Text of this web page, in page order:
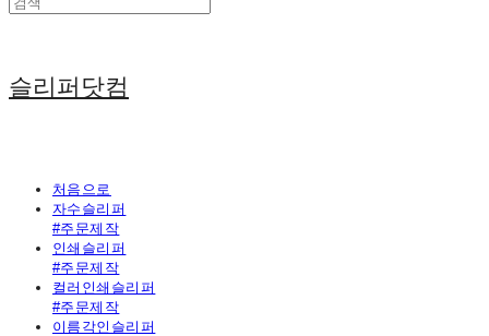
슬리퍼닷컴
처음으로
자수슬리퍼
#주문제작
인쇄슬리퍼
#주문제작
컬러인쇄슬리퍼
#주문제작
이름각인슬리퍼